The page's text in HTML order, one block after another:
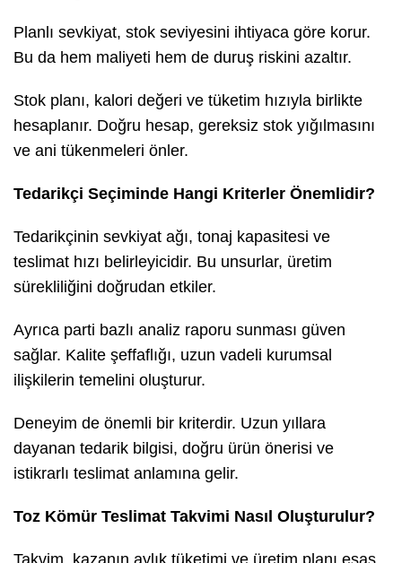
Planlı sevkiyat, stok seviyesini ihtiyaca göre korur.
Bu da hem maliyeti hem de duruş riskini azaltır.
Stok planı, kalori değeri ve tüketim hızıyla birlikte
hesaplanır. Doğru hesap, gereksiz stok yığılmasını
ve ani tükenmeleri önler.
Tedarikçi Seçiminde Hangi Kriterler Önemlidir?
Tedarikçinin sevkiyat ağı, tonaj kapasitesi ve
teslimat hızı belirleyicidir. Bu unsurlar, üretim
sürekliliğini doğrudan etkiler.
Ayrıca parti bazlı analiz raporu sunması güven
sağlar. Kalite şeffaflığı, uzun vadeli kurumsal
ilişkilerin temelini oluşturur.
Deneyim de önemli bir kriterdir. Uzun yıllara
dayanan tedarik bilgisi, doğru ürün önerisi ve
istikrarlı teslimat anlamına gelir.
Toz Kömür Teslimat Takvimi Nasıl Oluşturulur?